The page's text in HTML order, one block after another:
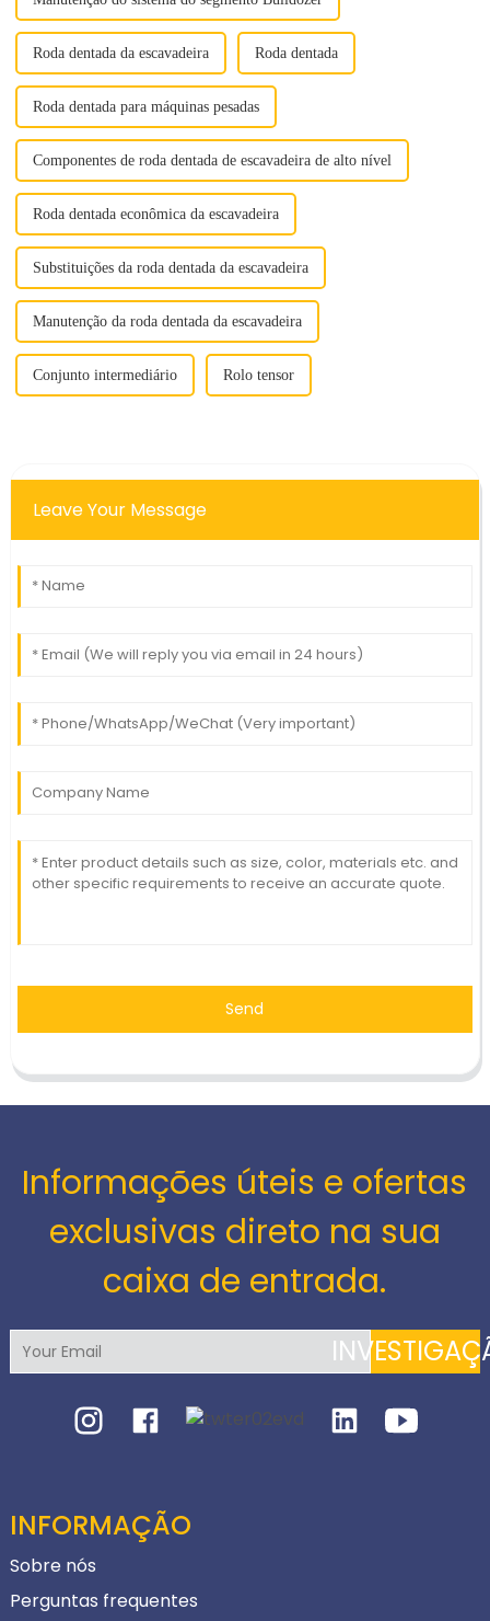
Roda dentada da escavadeira Roda dentada
Roda dentada para máquinas pesadas
Componentes de roda dentada de escavadeira de alto nível
Roda dentada econômica da escavadeira
Substituições da roda dentada da escavadeira
Manutenção da roda dentada da escavadeira
Conjunto intermediário Rolo tensor
Leave Your Message
Send
Informações úteis e ofertas
exclusivas direto na sua
caixa de entrada.
INFORMAÇÃO
Sobre nós
Perguntas frequentes